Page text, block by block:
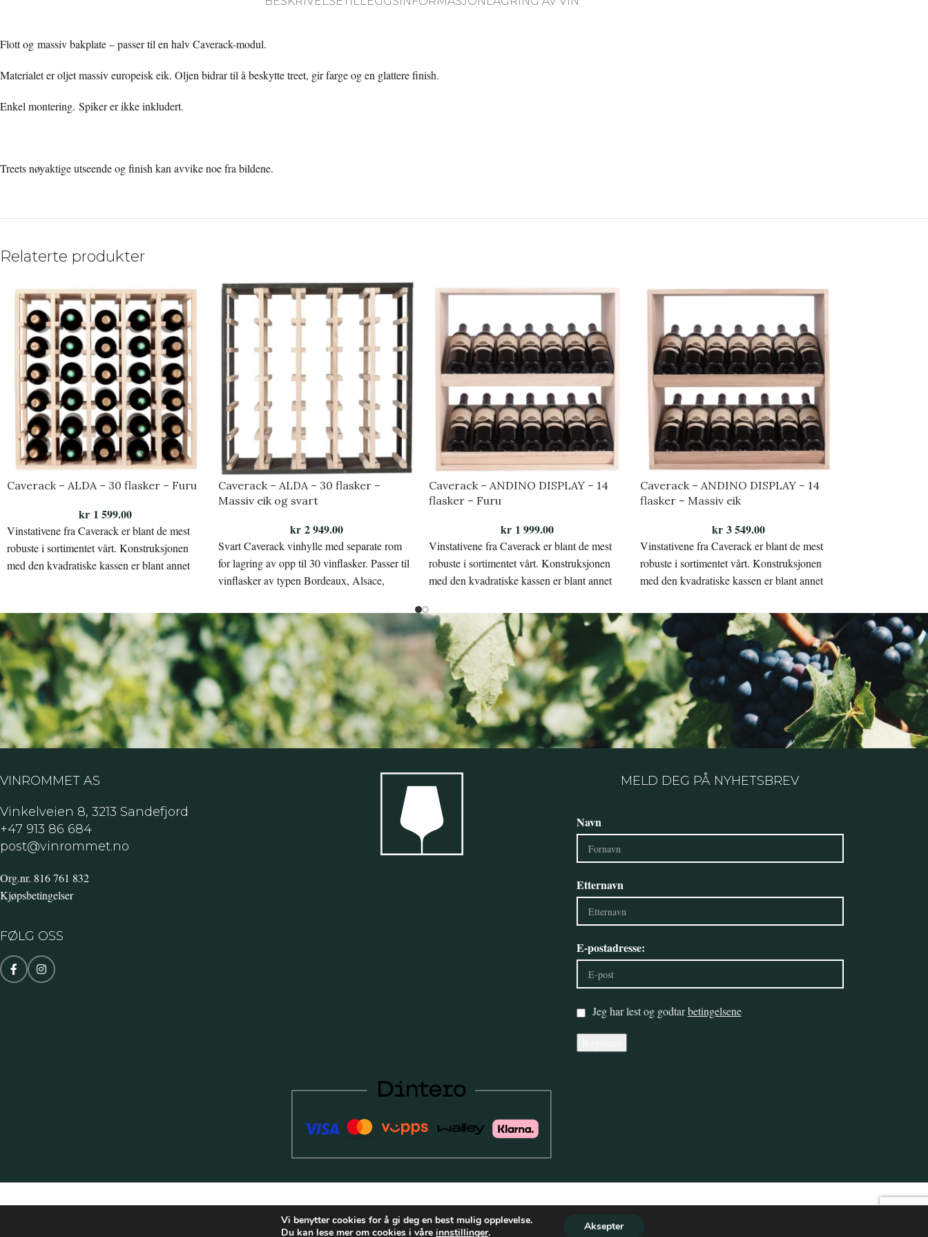
Flott og massiv bakplate – passer til en halv Caverack-modul.
Materialet er oljet massiv europeisk eik. Oljen bidrar til å beskytte treet, gir farge og en glattere finish.
Enkel montering. Spiker er ikke inkludert.
Treets nøyaktige utseende og finish kan avvike noe fra bildene.
Relaterte produkter
Caverack – ALDA – 30 flasker – Furu
kr 1 599.00
Vinstativene fra Caverack er blant de mest
robuste i sortimentet vårt. Konstruksjonen
med den kvadratiske kassen er blant annet
Champagne.
Caverack – ALDA – 30 flasker –
Massiv eik og svart
kr2 949.00
Svart Caverack vinhylle med separate rom
for lagring av opp til 30 vinflasker. Passer til
vinflasker av typen Bordeaux, Alsace,
Caverack – ANDINO DISPLAY – 14
flasker – Furu
kr 1 999.00
Vinstativene fra Caverack er blant de mest
robuste i sortimentet vårt. Konstruksjonen
med den kvadratiske kassen er blant annet
Max. 14 flasker.
Caverack – ANDINO DISPLAY – 14
flasker – Massiv eik
kr3 549.00
Vinstativene fra Caverack er blant de mest
robuste i sortimentet vårt. Konstruksjonen
med den kvadratiske kassen er blant annet
Flasketype: Bordeax.
Max. 14 flasker.
VINROMMET AS
Vinkelveien 8, 3213 Sandefjord
+47 913 86 684
post@vinrommet.no
Org.nr. 816 761 832
Kjøpsbetingelser
FØLG OSS
MELD DEG PÅ NYHETSBREV
Navn
Etternavn
E-postadresse:
Jeg har lest og godtarbetingelsene
Vi benytter cookies for å gi deg en best mulig opplevelse.
Du kan lese mer om cookies i våreinnstillinger. Aksepter